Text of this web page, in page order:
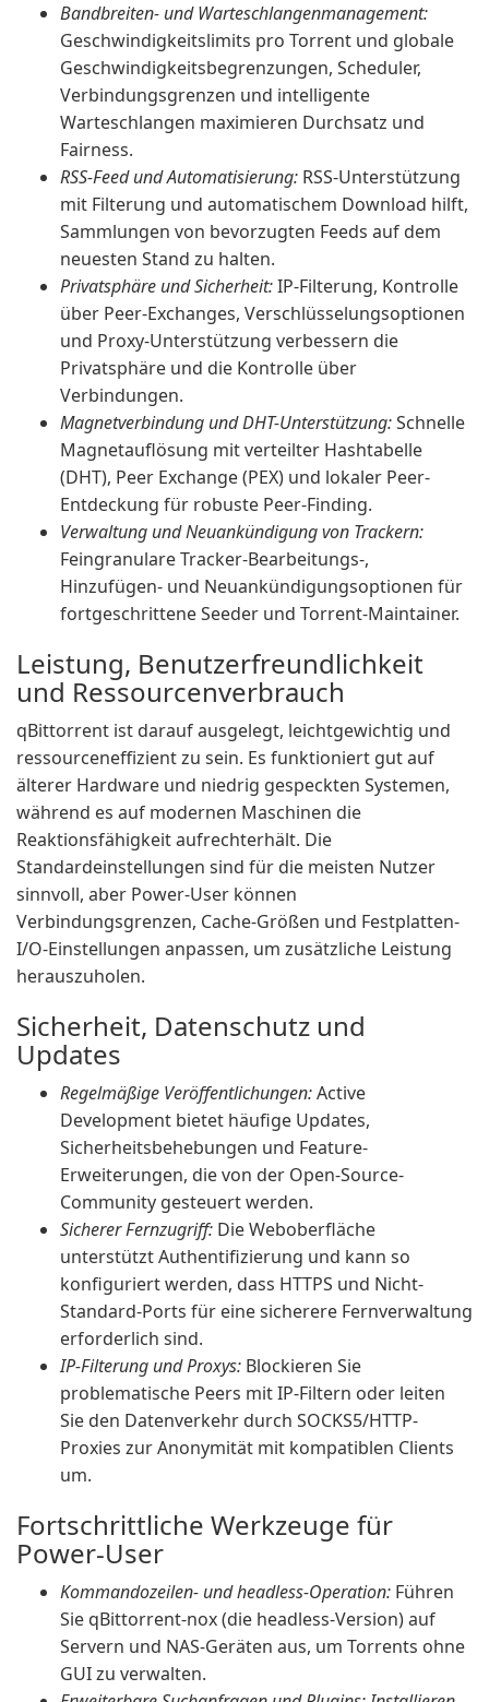
Bandbreiten- und Warteschlangenmanagement:
Geschwindigkeitslimits pro Torrent und globale
Geschwindigkeitsbegrenzungen, Scheduler,
Verbindungsgrenzen und intelligente
Warteschlangen maximieren Durchsatz und
Fairness.
RSS-Feed und Automatisierung: RSS-Unterstützung
mit Filterung und automatischem Download hilft,
Sammlungen von bevorzugten Feeds auf dem
neuesten Stand zu halten.
Privatsphäre und Sicherheit:IP-Filterung, Kontrolle
über Peer-Exchanges, Verschlüsselungsoptionen
und Proxy-Unterstützung verbessern die
Privatsphäre und die Kontrolle über
Verbindungen.
Magnetverbindung und DHT-Unterstützung:Schnelle
Magnetauflösung mit verteilter Hashtabelle
(DHT), Peer Exchange (PEX) und lokaler Peer-
Entdeckung für robuste Peer-Finding.
Verwaltung und Neuankündigung von Trackern:
Feingranulare Tracker-Bearbeitungs-,
Hinzufügen- und Neuankündigungsoptionen für
fortgeschrittene Seeder und Torrent-Maintainer.
Leistung, Benutzerfreundlichkeit
und Ressourcenverbrauch
qBittorrent ist darauf ausgelegt, leichtgewichtig und
ressourceneffizient zu sein. Es funktioniert gut auf
älterer Hardware und niedrig gespeckten Systemen,
während es auf modernen Maschinen die
Reaktionsfähigkeit aufrechterhält. Die
Standardeinstellungen sind für die meisten Nutzer
sinnvoll, aber Power-User können
Verbindungsgrenzen, Cache-Größen und Festplatten-
I/O-Einstellungen anpassen, um zusätzliche Leistung
herauszuholen.
Sicherheit, Datenschutz und
Updates
Regelmäßige Veröffentlichungen:Active
Development bietet häufige Updates,
Sicherheitsbehebungen und Feature-
Erweiterungen, die von der Open-Source-
Community gesteuert werden.
Sicherer Fernzugriff: Die Weboberfläche
unterstützt Authentifizierung und kann so
konfiguriert werden, dass HTTPS und Nicht-
Standard-Ports für eine sicherere Fernverwaltung
erforderlich sind.
IP-Filterung und Proxys: Blockieren Sie
problematische Peers mit IP-Filtern oder leiten
Sie den Datenverkehr durch SOCKS5/HTTP-
Proxies zur Anonymität mit kompatiblen Clients
um.
Fortschrittliche Werkzeuge für
Power-User
Kommandozeilen- und headless-Operation: Führen
Sie qBittorrent-nox (die headless-Version) auf
Servern und NAS-Geräten aus, um Torrents ohne
GUI zu verwalten.